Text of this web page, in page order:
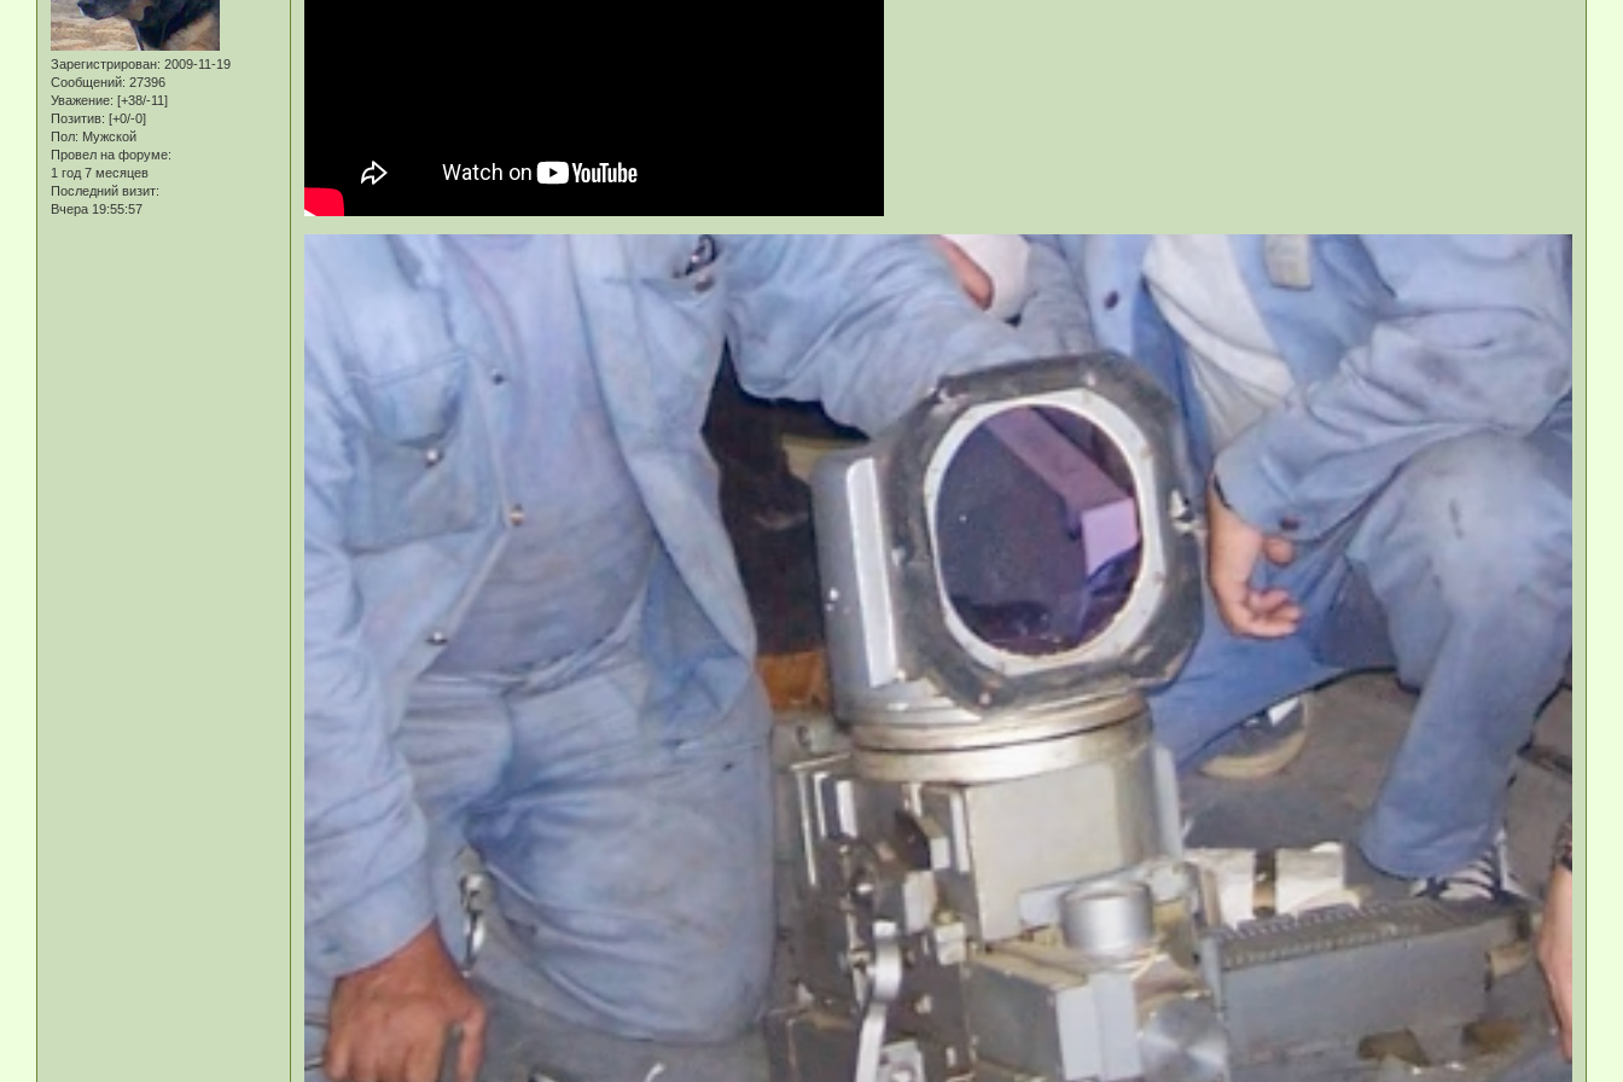
Зарегистрирован: 2009-11-19
Сообщений: 27396
Уважение: [+38/-11]
Позитив: [+0/-0]
Пол: Мужской
Провел на форуме:
1 год 7 месяцев
Последний визит:
Вчера 19:55:57